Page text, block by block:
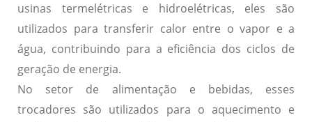
usinas termelétricas e hidroelétricas, eles são
utilizados para transferir calor entre o vapor e a
água, contribuindo para a eficiência dos ciclos de
geração de energia.
No setor de alimentação e bebidas, esses
trocadores são utilizados para o aquecimento e